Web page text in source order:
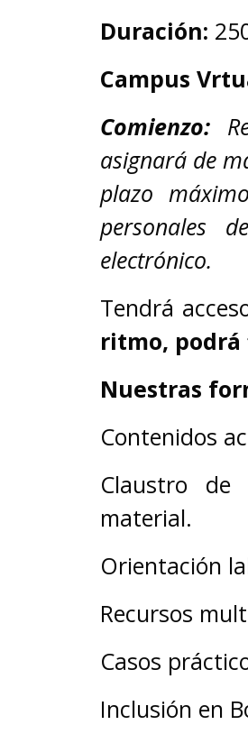
Duración:
Campus
Comienzo:
asignará de
plazo
personales
electrónico.
Tendrá
ritmo,
Nuestras
Contenidos
Claustro
material.
Orientación
Recursos
Casos
Inclusión en